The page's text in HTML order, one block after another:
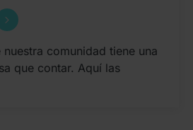
comunidad tiene una
que contar. Aquí las